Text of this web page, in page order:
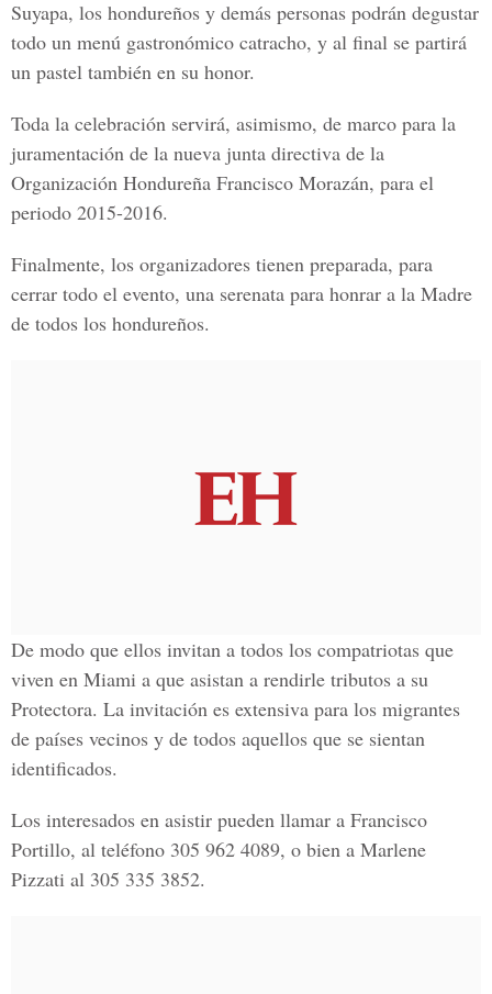
Suyapa, los hondureños y demás personas podrán degustar
todo un menú gastronómico catracho, y al final se partirá
un pastel también en su honor.
Toda la celebración servirá, asimismo, de marco para la
juramentación de la nueva junta directiva de la
Organización Hondureña Francisco Morazán, para el
periodo 2015-2016.
Finalmente, los organizadores tienen preparada, para
cerrar todo el evento, una serenata para honrar a la Madre
de todos los hondureños.
De modo que ellos invitan a todos los compatriotas que
viven en Miami a que asistan a rendirle tributos a su
Protectora. La invitación es extensiva para los migrantes
de países vecinos y de todos aquellos que se sientan
identificados.
Los interesados en asistir pueden llamar a Francisco
Portillo, al teléfono 305 962 4089, o bien a Marlene
Pizzati al 305 335 3852.